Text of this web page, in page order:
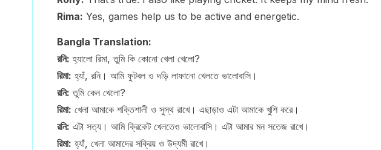
Rima: Yes, games help us to be active and energetic.
Bangla Translation:
রনি: হ্যালো রিমা, তুমি কি কোনো খেলা খেলো?
রিমা: হ্যাঁ, রনি। আমি ফুটবল ও দড়ি লাফানো খেলতে ভালোবাসি।
রনি: তুমি কেন খেলো?
রিমা: খেলা আমাকে শক্তিশালী ও সুস্থ রাখে। এছাড়াও এটা আমাকে খুশি করে।
রনি: এটা সত্য। আমি ক্রিকেট খেলতেও ভালোবাসি। এটা আমার মন সতেজ রাখে।
রিমা: হ্যাঁ, খেলা আমাদের সক্রিয় ও উদ্যমী রাখে।